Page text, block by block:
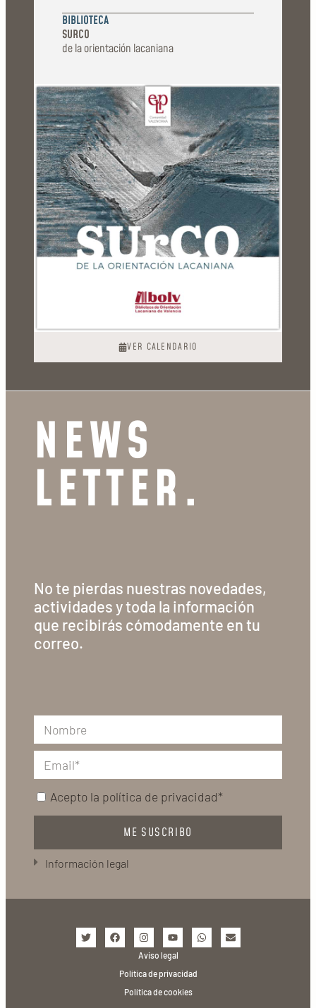
VER CALENDARIO
BIBLIOTECA
SURCO
de la orientación lacaniana
NEWS
LETTER.
No te pierdas nuestras novedades,
actividades y toda la información
que recibirás cómodamente en tu
correo.
Acepto la política de privacidad*
ME SUSCRIBO
Información legal
Aviso legal
Política de privacidad
Política de cookies